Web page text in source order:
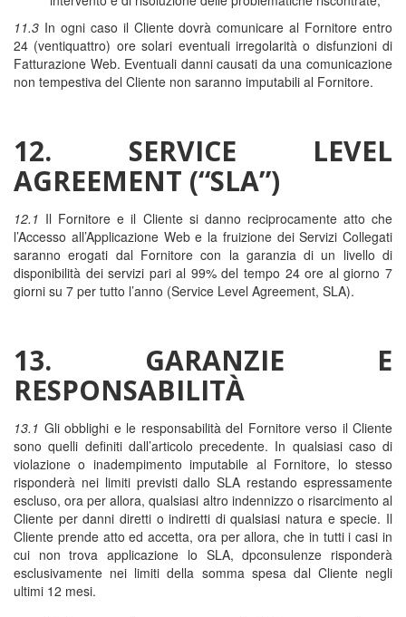
11.3 In ogni caso il Cliente dovrà comunicare al Fornitore entro
24 (ventiquattro) ore solari eventuali irregolarità o disfunzioni di
Fatturazione Web. Eventuali danni causati da una comunicazione
non tempestiva del Cliente non saranno imputabili al Fornitore.
12. SERVICE LEVEL
AGREEMENT (“SLA”)
12.1 Il Fornitore e il Cliente si danno reciprocamente atto che
l’Accesso all’Applicazione Web e la fruizione dei Servizi Collegati
saranno erogati dal Fornitore con la garanzia di un livello di
disponibilità dei servizi pari al 99% del tempo 24 ore al giorno 7
giorni su 7 per tutto l’anno (Service Level Agreement, SLA).
13. GARANZIE E
RESPONSABILITÀ
13.1 Gli obblighi e le responsabilità del Fornitore verso il Cliente
sono quelli definiti dall’articolo precedente. In qualsiasi caso di
violazione o inadempimento imputabile al Fornitore, lo stesso
risponderà nei limiti previsti dallo SLA restando espressamente
escluso, ora per allora, qualsiasi altro indennizzo o risarcimento al
Cliente per danni diretti o indiretti di qualsiasi natura e specie. Il
Cliente prende atto ed accetta, ora per allora, che in tutti i casi in
cui non trova applicazione lo SLA, dpconsulenze risponderà
esclusivamente nei limiti della somma spesa dal Cliente negli
ultimi 12 mesi.